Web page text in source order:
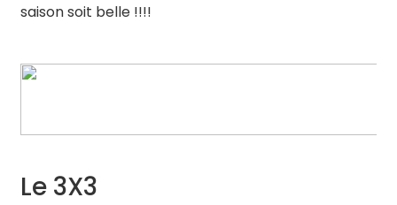
saison soit belle !!!!
Le 3X3